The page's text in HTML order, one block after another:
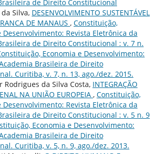
de Direito Constitucional
Silva, DESENVOLVIMENTO SUSTENTÁVEL
DE MANAUS , Constituição,
Desenvolvimento: Revista Eletrônica da
de Direito Constitucional : v. 7 n.
Economia e Desenvolvimento:
Brasileira de Direito
Curitiba, v. 7, n. 13, ago./dez. 2015.
Rodrigues da Silva Costa, INTEGRAÇÃO
NA UNIÃO EUROPEIA , Constituição,
Desenvolvimento: Revista Eletrônica da
de Direito Constitucional : v. 5 n. 9
Economia e Desenvolvimento:
Brasileira de Direito
Curitiba, v. 5, n. 9, ago./dez. 2013.